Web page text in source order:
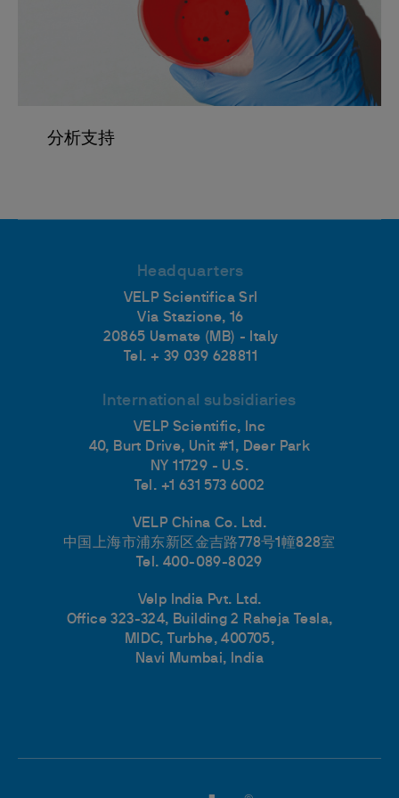
分析支持
Headquarters
VELP Scientifica Srl
Via Stazione, 16
20865 Usmate (MB) - Italy
Tel. + 39 039 628811
International subsidiaries
VELP Scientific, Inc
40, Burt Drive, Unit #1, Deer Park
NY 11729 - U.S.
Tel. +1 631 573 6002
VELP China Co. Ltd.
中国上海市浦东新区金吉路778号1幢828室
Tel. 400-089-8029
Velp India Pvt. Ltd.
Office 323-324, Building 2 Raheja Tesla,
MIDC, Turbhe, 400705,
Navi Mumbai, India